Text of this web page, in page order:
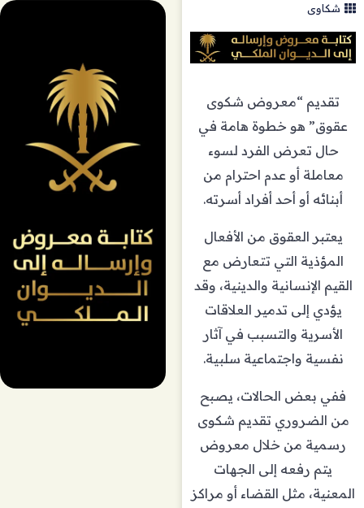
شكاوى
تقديم “معروض شكوى
عقوق” هو خطوة هامة في
حال تعرض الفرد لسوء
معاملة أو عدم احترام من
أبنائه أو أحد أفراد أسرته.
يعتبر العقوق من الأفعال
المؤذية التي تتعارض مع
القيم الإنسانية والدينية، وقد
يؤدي إلى تدمير العلاقات
الأسرية والتسبب في آثار
نفسية واجتماعية سلبية.
ففي بعض الحالات، يصبح
من الضروري تقديم شكوى
رسمية من خلال معروض
يتم رفعه إلى الجهات
المعنية، مثل القضاء أو مراكز